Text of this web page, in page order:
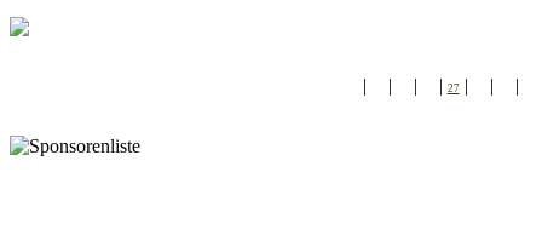
| | | | 27| | |